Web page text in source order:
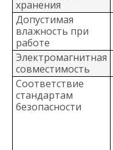
хранения
Допустимая
влажность при
работе
Электромагнитная
совместимость
Соответствие
стандартам
безопасности